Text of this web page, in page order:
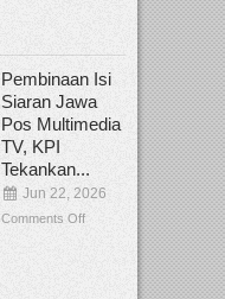
Pembinaan Isi
Siaran Jawa
Pos Multimedia
TV, KPI
Tekankan...
Jun 22, 2026
Comments Off